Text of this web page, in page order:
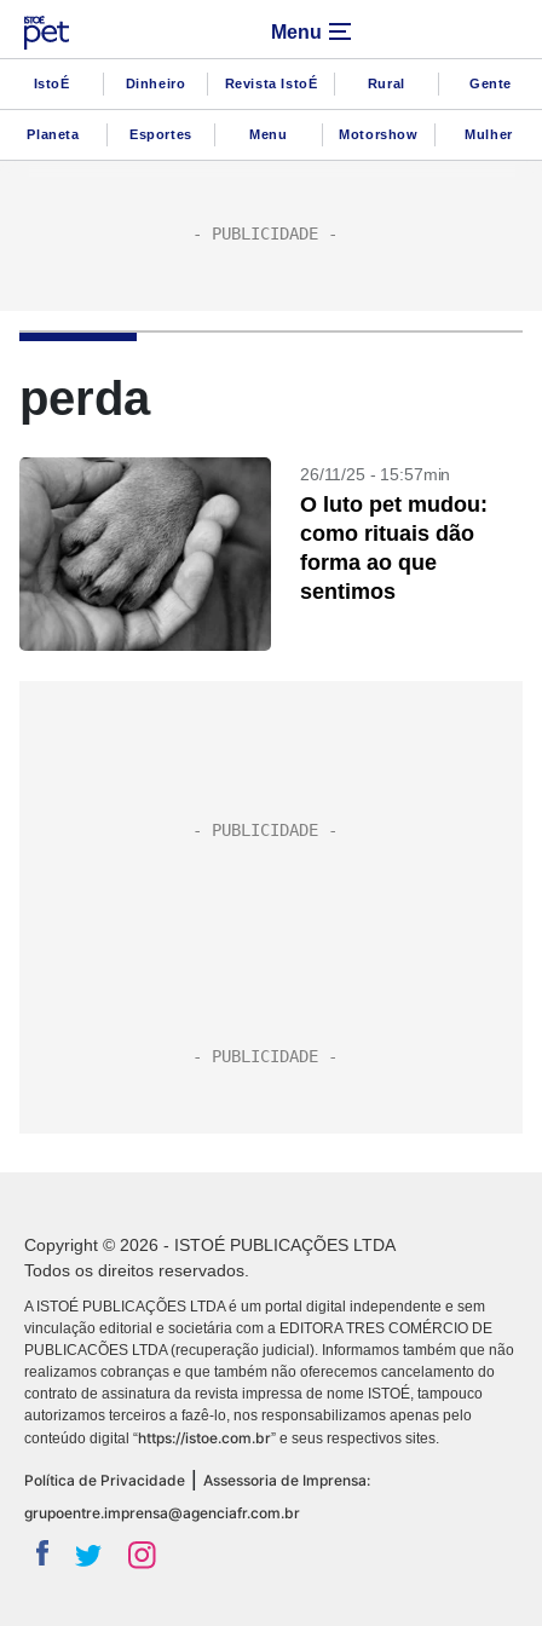
Menu
IstoÉ Dinheiro Revista IstoÉ Rural Gente
Planeta Esportes Menu Motorshow Mulher
perda
26/11/25 - 15:57min
O luto pet mudou:
como rituais dão
forma ao que
sentimos
Copyright © 2026 - ISTOÉ PUBLICAÇÕES LTDA
Todos os direitos reservados.
A ISTOÉ PUBLICAÇÕES LTDA é um portal digital independente e sem
vinculação editorial e societária com a EDITORA TRES COMÉRCIO DE
PUBLICACÕES LTDA (recuperação judicial). Informamos também que não
realizamos cobranças e que também não oferecemos cancelamento do
contrato de assinatura da revista impressa de nome ISTOÉ, tampouco
autorizamos terceiros a fazê-lo, nos responsabilizamos apenas pelo
conteúdo digital “https://istoe.com.br” e seus respectivos sites.
Política de Privacidade
Assessoria de Imprensa:
grupoentre.imprensa@agenciafr.com.br